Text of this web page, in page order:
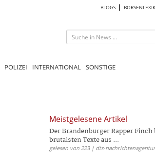
BLOGS
POLIZEI INTERNATIONAL SONSTIGE
Meistgelesene Artikel
Der Brandenburger Rapper
brutalsten Texte aus ...
gelesen von 223 | dts-